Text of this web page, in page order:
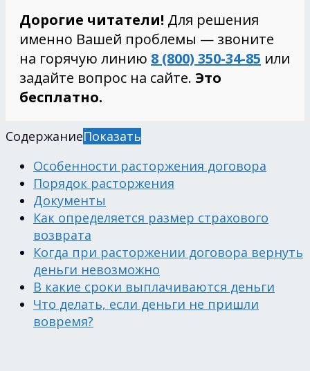
Дорогие читатели! Для решения
именно Вашей проблемы — звоните
на горячую линию 8 (800) 350-34-85 или
задайте вопрос на сайте. Это
бесплатно.
СодержаниеПоказать
Особенности расторжения договора
Порядок расторжения
Документы
Как определяется размер страхового
возврата
Когда при расторжении договора вернуть
деньги невозможно
В какие сроки выплачиваются деньги
Что делать, если деньги не пришли
вовремя?